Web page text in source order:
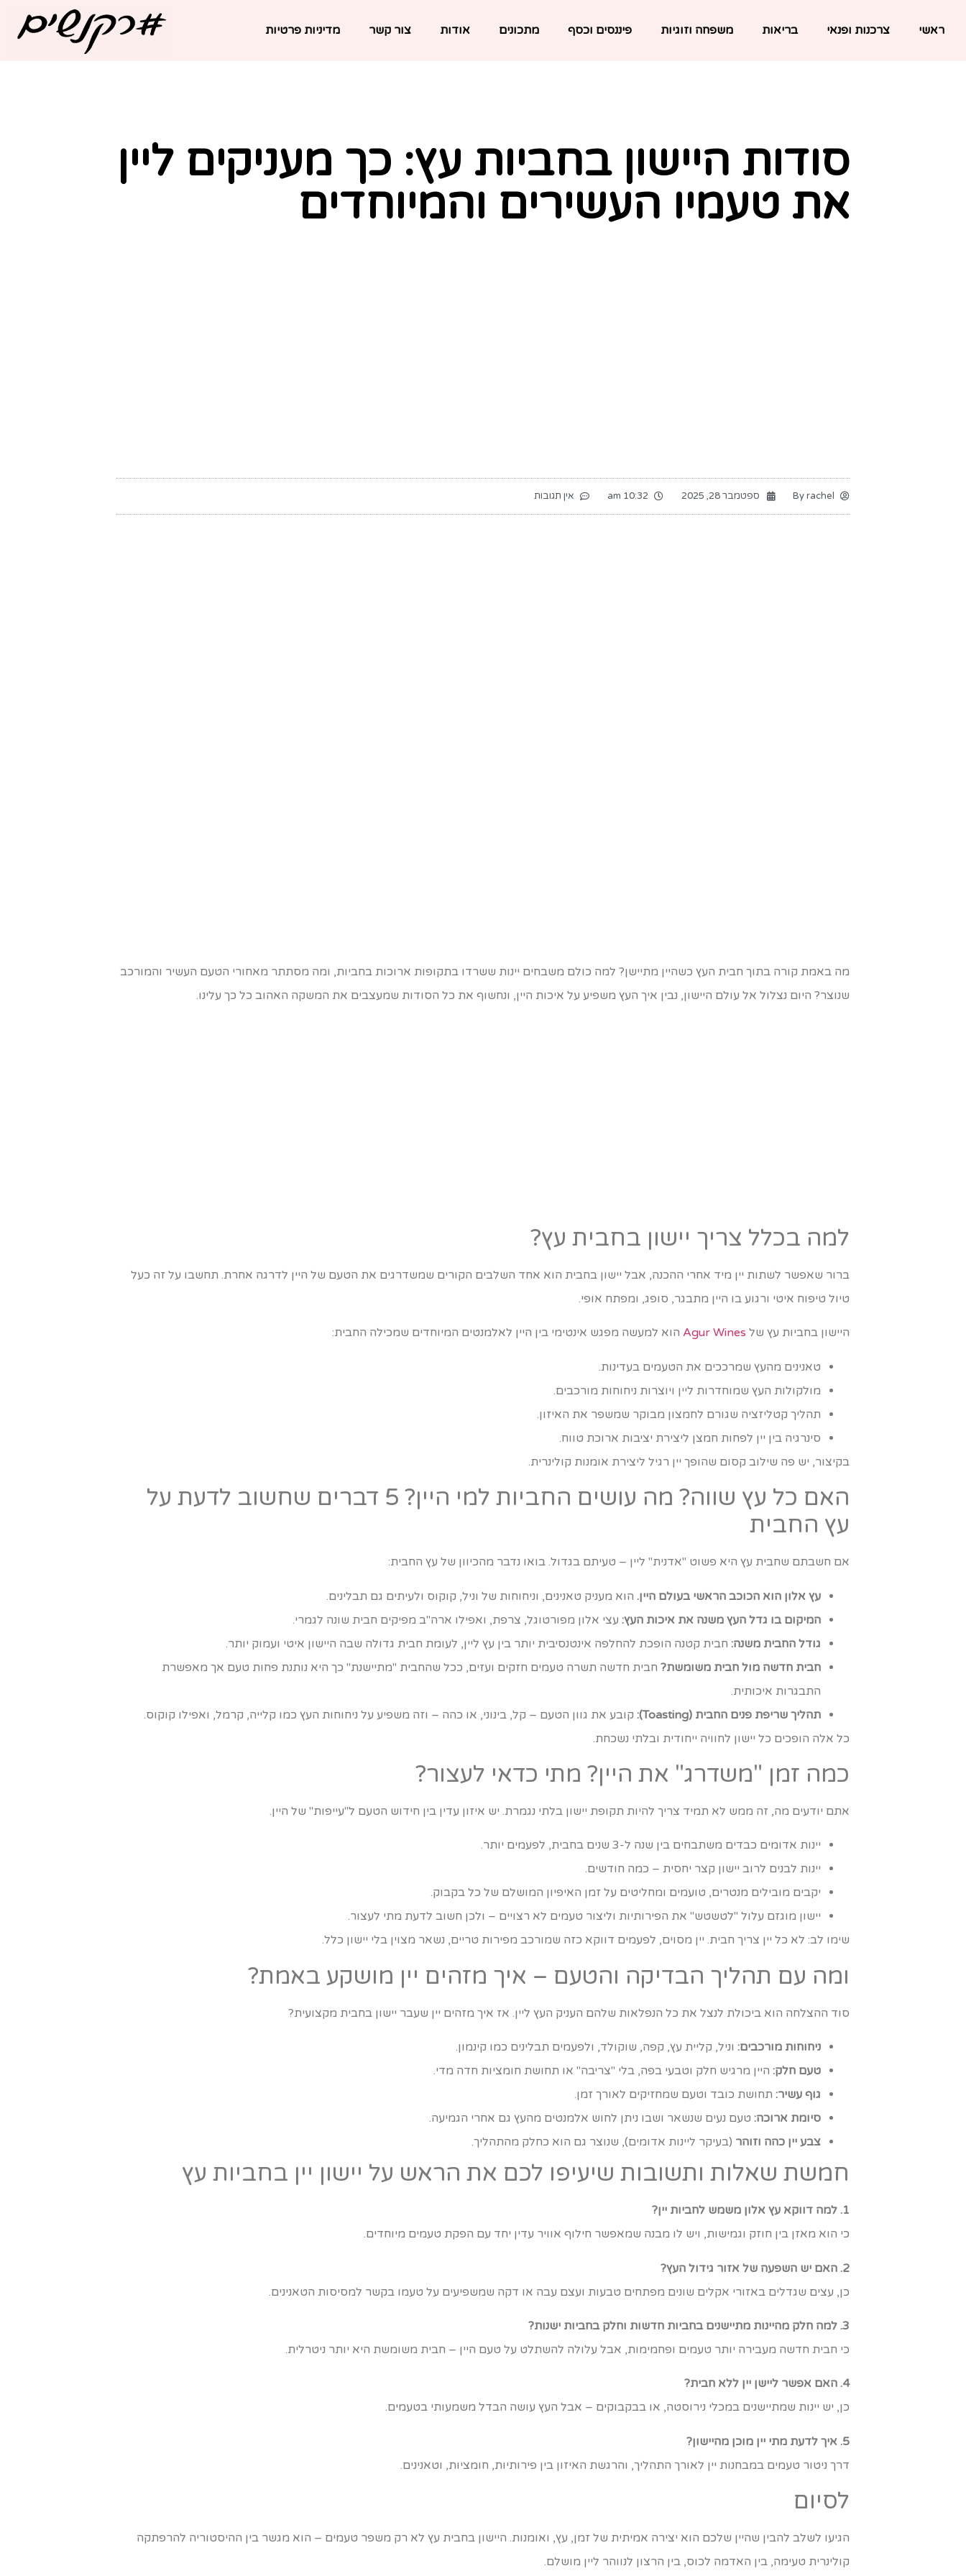
ראשי צרכנות ופנאי בריאות משפחה וזוגיות פיננסים וכסף מתכונים אודות צור קשר מדיניות פרטיות
סודות היישון בחביות עץ: כך מעניקים ליין
את טעמיו העשירים והמיוחדים
Byrachel ספטמבר 28, 2025 10:32 am אין תגובות
מה באמת קורה בתוך חבית העץ כשהיין מתיישן? למה כולם משבחים יינות ששרדו בתקופות ארוכות בחביות, ומה מסתתר מאחורי הטעם העשיר והמורכב
שנוצר? היום נצלול אל עולם היישון, נבין איך העץ משפיע על איכות היין, ונחשוף את כל הסודות שמעצבים את המשקה האהוב כל כך עלינו.
למה בכלל צריך יישון בחבית עץ?
ברור שאפשר לשתות יין מיד אחרי ההכנה, אבל יישון בחבית הוא אחד השלבים הקורים שמשדרגים את הטעם של היין לדרגה אחרת. תחשבו על זה כעל
טיול טיפוח איטי ורגוע בו היין מתבגר, סופג, ומפתח אופי.
היישון בחביות עץ של Agur Wines הוא למעשה מפגש אינטימי בין היין לאלמנטים המיוחדים שמכילה החבית:
טאנינים מהעץ שמרככים את הטעמים בעדינות.
מולקולות העץ שמוחדרות ליין ויוצרות ניחוחות מורכבים.
תהליך קטליזציה שגורם לחמצון מבוקר שמשפר את האיזון.
סינרגיה בין יין לפחות חמצן ליצירת יציבות ארוכת טווח.
בקיצור, יש פה שילוב קסום שהופך יין רגיל ליצירת אומנות קולינרית.
האם כל עץ שווה? מה עושים החביות למי היין? 5 דברים שחשוב לדעת על
עץ החבית
אם חשבתם שחבית עץ היא פשוט "אדנית" ליין – טעיתם בגדול. בואו נדבר מהכיוון של עץ החבית:
עץ אלון הוא הכוכב הראשי בעולם היין. הוא מעניק טאנינים, וניחוחות של וניל, קוקוס ולעיתים גם תבלינים.
המיקום בו גדל העץ משנה את איכות העץ: עצי אלון מפורטוגל, צרפת, ואפילו ארה"ב מפיקים חבית שונה לגמרי.
גודל החבית משנה: חבית קטנה הופכת להחלפה אינטנסיבית יותר בין עץ ליין, לעומת חבית גדולה שבה היישון איטי ועמוק יותר.
חבית חדשה מול חבית משומשת? חבית חדשה תשרה טעמים חזקים ועזים, ככל שהחבית "מתיישנת" כך היא נותנת פחות טעם אך מאפשרת
התבגרות איכותית.
תהליך שריפת פנים החבית (Toasting):
קובע את גוון הטעם – קל, בינוני, או כהה – וזה משפיע על ניחוחות העץ כמו קלייה, קרמל, ואפילו קוקוס.
כל אלה הופכים כל יישון לחוויה ייחודית ובלתי נשכחת.
כמה זמן "משדרג" את היין? מתי כדאי לעצור?
אתם יודעים מה, זה ממש לא תמיד צריך להיות תקופת יישון בלתי נגמרת. יש איזון עדין בין חידוש הטעם ל"עייפות" של היין.
יינות אדומים כבדים משתבחים בין שנה ל-3 שנים בחבית, לפעמים יותר.
יינות לבנים לרוב יישון קצר יחסית – כמה חודשים.
יקבים מובילים מנטרים, טועמים ומחליטים על זמן האיפיון המושלם של כל בקבוק.
יישון מוגזם עלול "לטשטש" את הפירותיות וליצור טעמים לא רצויים – ולכן חשוב לדעת מתי לעצור.
שימו לב: לא כל יין צריך חבית. יין מסוים, לפעמים דווקא כזה שמורכב מפירות טריים, נשאר מצוין בלי יישון כלל.
ומה עם תהליך הבדיקה והטעם – איך מזהים יין מושקע באמת?
סוד ההצלחה הוא ביכולת לנצל את כל הנפלאות שלהם העניק העץ ליין. אז איך מזהים יין שעבר יישון בחבית מקצועית?
ניחוחות מורכבים: וניל, קליית עץ, קפה, שוקולד, ולפעמים תבלינים כמו קינמון.
טעם חלק: היין מרגיש חלק וטבעי בפה, בלי "צריבה" או תחושת חומציות חדה מדי.
גוף עשיר: תחושת כובד וטעם שמחזיקים לאורך זמן.
סיומת ארוכה: טעם נעים שנשאר ושבו ניתן לחוש אלמנטים מהעץ גם אחרי הגמיעה.
צבע יין כהה וזוהר (בעיקר ליינות אדומים), שנוצר גם הוא כחלק מהתהליך.
חמשת שאלות ותשובות שיעיפו לכם את הראש על יישון יין בחביות עץ
1. למה דווקא עץ אלון משמש לחביות יין?
כי הוא מאזן בין חוזק וגמישות, ויש לו מבנה שמאפשר חילוף אוויר עדין יחד עם הפקת טעמים מיוחדים.
2. האם יש השפעה של אזור גידול העץ?
כן, עצים שגדלים באזורי אקלים שונים מפתחים טבעות ועצם עבה או דקה שמשפיעים על טעמו בקשר למסיסות הטאנינים.
3. למה חלק מהיינות מתיישנים בחביות חדשות וחלק בחביות ישנות?
כי חבית חדשה מעבירה יותר טעמים ופחמימות, אבל עלולה להשתלט על טעם היין – חבית משומשת היא יותר ניטרלית.
4. האם אפשר ליישן יין ללא חבית?
כן, יש יינות שמתיישנים במכלי נירוסטה, או בבקבוקים – אבל העץ עושה הבדל משמעותי בטעמים.
5. איך לדעת מתי יין מוכן מהיישון?
דרך ניטור טעמים במבחנות יין לאורך התהליך, והרגשת האיזון בין פירותיות, חומציות, וטאנינים.
לסיום
הגיעו לשלב להבין שהיין שלכם הוא יצירה אמיתית של זמן, עץ, ואומנות. היישון בחבית עץ לא רק משפר טעמים – הוא מגשר בין ההיסטוריה להרפתקה
קולינרית טעימה, בין האדמה לכוס, בין הרצון לנווהר ליין מושלם.